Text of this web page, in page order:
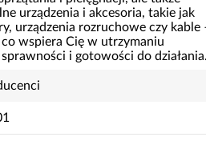
urządzenia i akcesoria, takie jak
urządzenia rozruchowe czy kable
wspiera Cię w utrzymaniu
i gotowości do działania.